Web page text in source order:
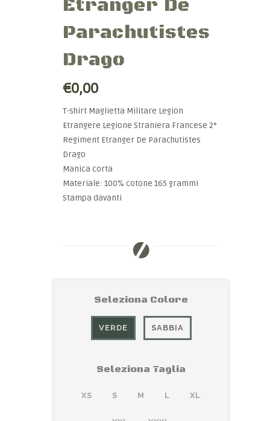
Etranger De
Parachutistes
Drago
€0,00
T-shirt Maglietta Militare Legion
Etrangere Legione Straniera Francese 2°
Regiment Etranger De Parachutistes
Drago
Manica corta
Materiale: 100% cotone 165 grammi
Stampa davanti
Seleziona Colore
VERDE SABBIA
Seleziona Taglia
XS S M L XL